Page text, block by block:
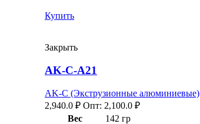
Купить
Закрыть
AK-C-A21
AK-C (Экструзионные алюминиевые)
2,940.0 ₽ Опт: 2,100.0 ₽
Вес
142 гр